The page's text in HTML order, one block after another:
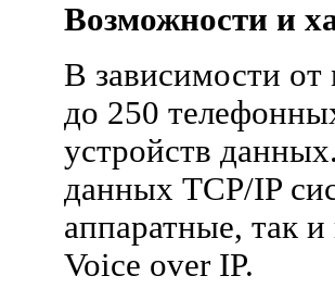
Возможности и
В зависимости
до 250
устройств
данных TCP/IP
аппаратные, так
Voice over IP.